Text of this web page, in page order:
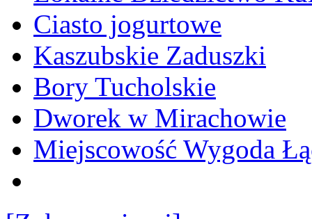
Ciasto jogurtowe
Kaszubskie Zaduszki
Bory Tucholskie
Dworek w Mirachowie
Miejscowość Wygoda